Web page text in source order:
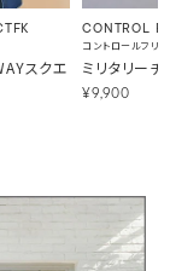
スクエ
CONTROL
コントロールフリ
ミリタリーチ
¥9,900